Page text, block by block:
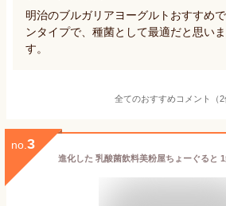
明治のブルガリアヨーグルトおすすめ
ンタイプで、種菌として最適だと思い
す。
全てのおすすめコメント（2
no. 3